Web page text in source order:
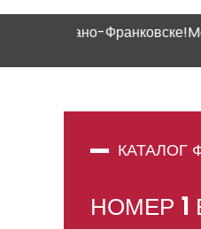
Франковске!Meat Bar от
КАТАЛОГ
НОМЕР 1